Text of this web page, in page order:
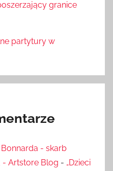
granice
partytury w
- skarb
- Artstore Blog - „Dzieci